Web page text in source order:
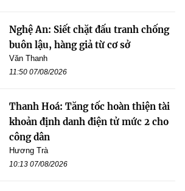
Nghệ An: Siết chặt đấu tranh chống
buôn lậu, hàng giả từ cơ sở
Văn Thanh
11:50 07/08/2026
Thanh Hoá: Tăng tốc hoàn thiện tài
khoản định danh điện tử mức 2 cho
công dân
Hương Trà
10:13 07/08/2026